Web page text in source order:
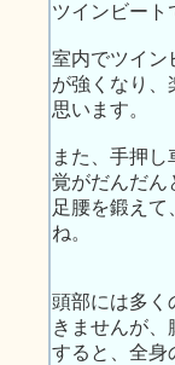
ツインビート
室内でツイン
が強くなり、
思います。
また、手押
覚がだんだん
足腰を鍛え
ね。
頭部には多く
きませんが
すると、全身